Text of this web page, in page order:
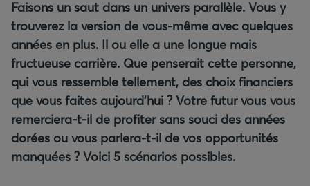
Faisons un saut dans un univers parallèle. Vous y
trouverez la version de vous-même avec quelques
années en plus. Il ou elle a une longue mais
fructueuse carrière. Que penserait cette personne,
qui vous ressemble tellement, des choix financiers
que vous faites aujourd’hui ? Votre futur vous vous
remerciera-t-il de profiter sans souci des années
dorées ou vous parlera-t-il de vos opportunités
manquées ? Voici 5 scénarios possibles.